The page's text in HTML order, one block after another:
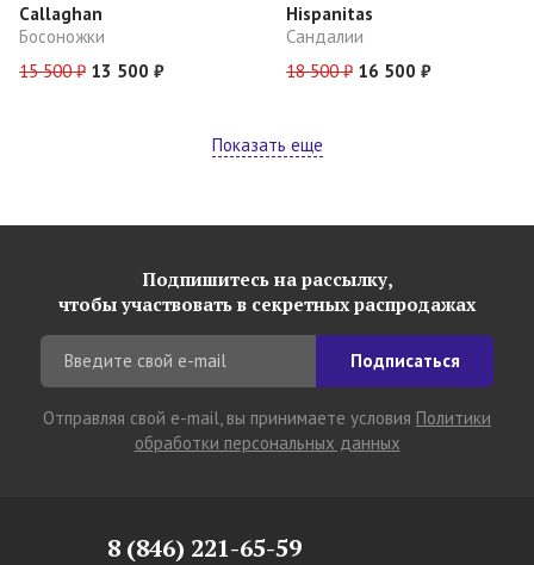
Callaghan
Босоножки
15 500 ₽ 13 500 ₽
Hispanitas
Сандалии
18 500 ₽ 16 500 ₽
Показать еще
Подпишитесь на рассылку,
чтобы участвовать в секретных распродажах
Подписаться
Отправляя свой e-mail, вы принимаете условия Политики
обработки персональных данных
8 (846) 221-65-59